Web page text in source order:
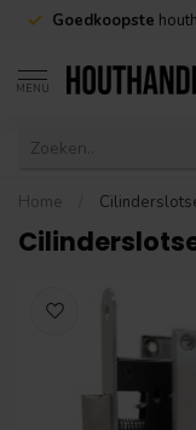
Goedkoopste
MENU
Home